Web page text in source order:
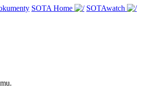
SOTA Home SOTAwatch